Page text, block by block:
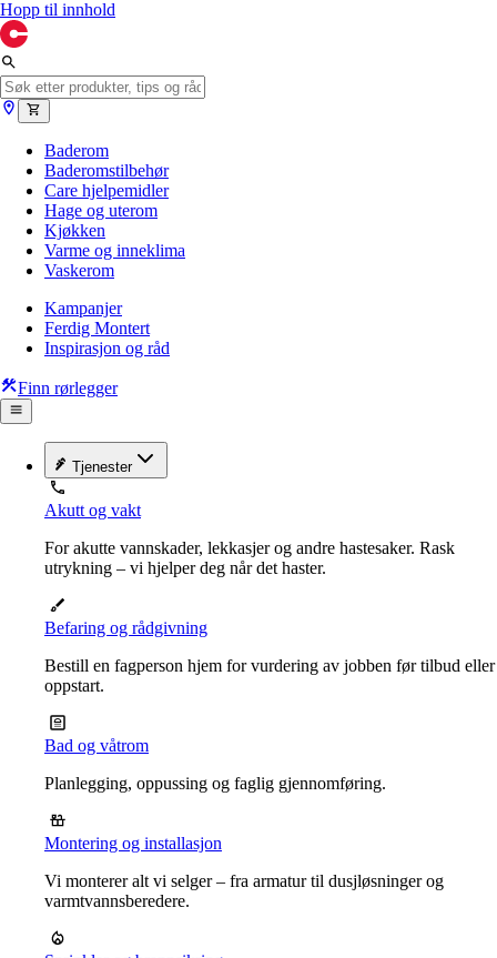
Hopp til innhold
Baderom
Baderomstilbehør
Care hjelpemidler
Hage og uterom
Kjøkken
Varme og inneklima
Vaskerom
Kampanjer
Ferdig Montert
Inspirasjon og råd
Finn rørlegger
Tjenester
Akutt og vakt
For akutte vannskader, lekkasjer og andre hastesaker. Rask
utrykning – vi hjelper deg når det haster.
Befaring og rådgivning
Bestill en fagperson hjem for vurdering av jobben før tilbud eller
oppstart.
Bad og våtrom
Planlegging, oppussing og faglig gjennomføring.
Montering og installasjon
Vi monterer alt vi selger – fra armatur til dusjløsninger og
varmtvannsberedere.